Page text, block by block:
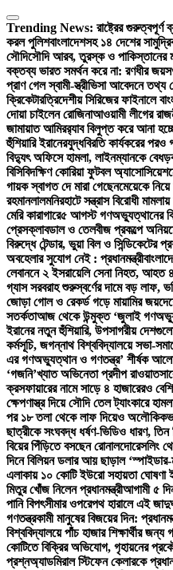
Skip
to
content
Trending News: রাষ্ট্রের গুরুত্বপূর্ণ
করল পুলিশবাংলাদেশসহ ১৪ দেশের
সৌদিসৌদি আরব, তুরস্ক ও পাকিস্তানের
বক্তব্য ভারত সমর্থন করে না: রণধীর
প্রাণ গেল স্বামী-স্ত্রীভিসা আবেদনে তথ্য
ক্রিকেটারত্রিদেশীয় সিরিজের ফাইনালে
দোয়া চাইলেন রোজিনাআওয়ামী লীগের
জামায়াত আমিরর‍্যাব বিলুপ্ত করে আনা
হুঁশিয়ারি ইরানেরযুদ্ধবিরতি কার্যকরের পরও
বিদ্যুৎ অফিসে হামলা, লাইনম্যানকে
বিসিবিদক্ষিণ কোরিয়া ফুটবল
গায়ক স্বাগত দে মারা গেছেনমেয়েকে
রহমানলালমনিরহাটে সন্ত্রাস বিরোধী
মেরি কারাগারে৫ আগস্ট গণঅভ্যুত্থানের
প্রেসক্লাবডাল ও তেলবীজ প্রকল্পে
বিরুদ্ধে টেন্ডার, ভুয়া বিল ও সিন্ডিকেটের
অবহেলার সুযোগ নেই : প্রধানমন্ত্রী
লেবাননে ২ ইসরায়েলি সেনা নিহত, আহত ৪
গ্যাস সরবরাহ শুরুস্বর্ণের দামে বড় লাফ,
জোড়া গোল ও রেকর্ড গড়ে মায়ামির জয়
সতর্কতাআজ থেকে উন্মুক্ত ‘জুলাই
ইরানের নতুন হুঁশিয়ারি, উপসাগরীয়
কর্মসূচি, জগন্নাথ বিশ্ববিদ্যালয়ে সভা-
এর গণঅভ্যুত্থান ও গণতন্ত্র’ শীর্ষক
‘গজনি’খ্যাত অভিনেতা প্রদীপ রাওয়াত
ক্রসফায়ারের নামে সাড়ে ৪ হাজারেরও
ক্ষেপণাস্ত্র দিয়ে সৌদি তেল ট্যাংকারে
পর ১৮ তলা থেকে লাফ দিয়েও
ছাত্রীকে সংঘবদ্ধ ধর্ষণ-ভিডিও ধারণ,
বিয়ের পিঁড়িতে বসছেন রোনালদোরেসলিং
দিনে বিলিয়ন ডলার আয় ছাড়াল ‘স্পাইডার-
এলাকায় ১০ কোটি ইউরো সহায়তা ঘোষণা
মিতুর খোঁজ নিলেন প্রধানমন্ত্রীআগামী ৫
পানি বিপৎসীমার ওপরেপথ হারালে এই
গণতন্ত্রকামী মানুষের বিজয়ের দিন:
বিশ্ববিদ্যালয়ে পাঁচ হাজার শিক্ষার্থীর
কোটিতে বিক্রির অভিযোগ, গৃহায়নের
প্রশ্নঅ্যাডমিরাল স্টিফেন কেলারকে